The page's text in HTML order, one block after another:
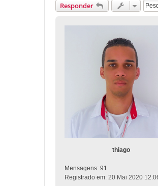
Responder
thiago
Mensagens: 91
Registrado em: 20 Mai 2020